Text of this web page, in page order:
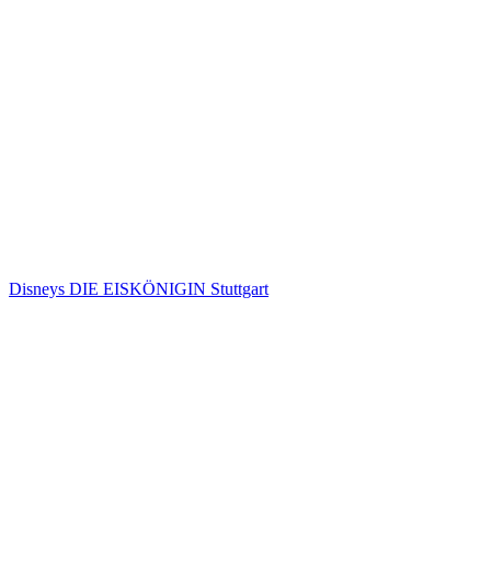
Disneys DIE EISKÖNIGIN Stuttgart